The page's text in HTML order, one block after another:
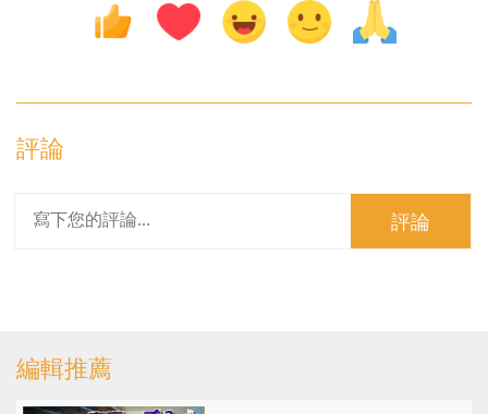
評論
評論
編輯推薦